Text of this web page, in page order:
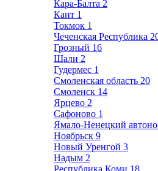
Кара-Балта 2
Кант 1
Токмок 1
Чеченская Республика
Грозный 16
Шали 2
Гудермес 1
Смоленская область 20
Смоленск 14
Ярцево 2
Сафоново 1
Ямало-Ненецкий
Ноябрьск 9
Новый Уренгой 3
Надым 2
Республика Коми 18